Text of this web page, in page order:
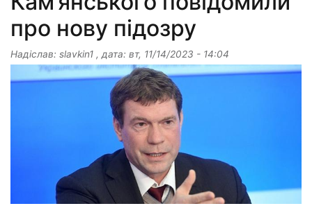
про нову підозру
Надіслав: slavkin1 , дата: вт, 11/14/2023 - 14:04